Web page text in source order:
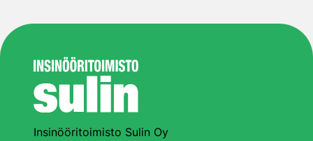
Insinööritoimisto Sulin Oy